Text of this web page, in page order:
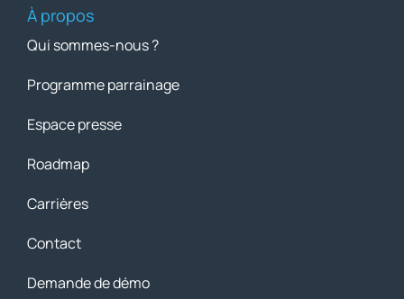
À propos
Qui sommes-nous ?
Programme parrainage
Espace presse
Roadmap
Carrières
Contact
Demande de démo